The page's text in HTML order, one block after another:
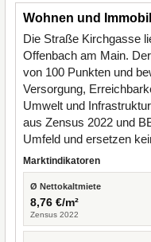
Wohnen und
Die Straße Kirchgasse
Offenbach am Main.
von 100 Punkten und
Versorgung,
Umwelt und
aus Zensus 2022 und
Umfeld und ersetzen
Marktindikatoren
Ø Nettokaltmiete
8,76 €/m²
Zensus 2022